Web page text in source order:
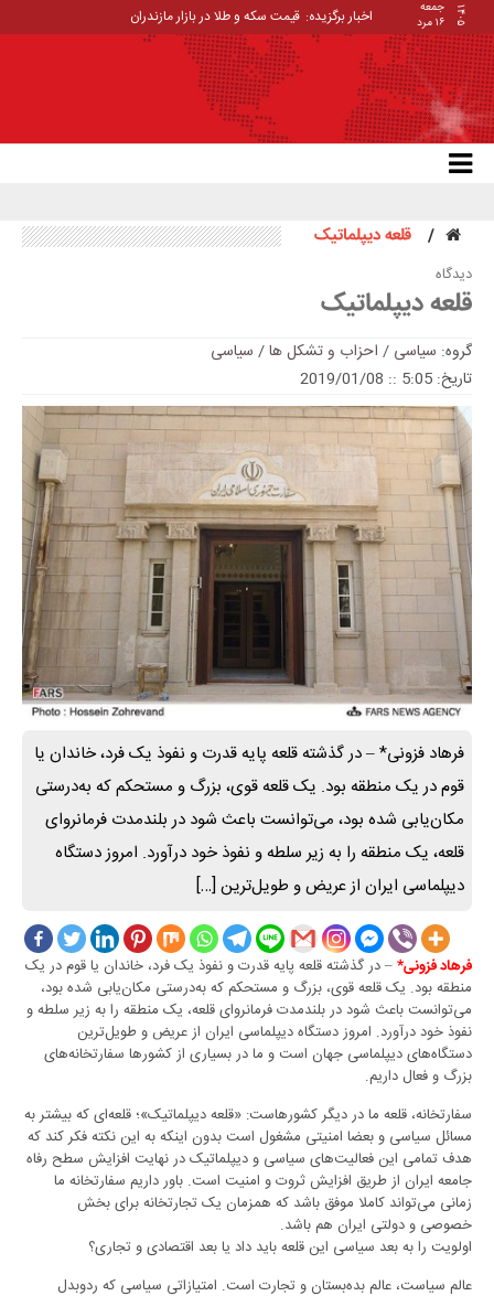
۱۴۰۵
جمعه
۱۶ مرد
اخبار برگزیده: قیمت سکه و طلا در بازار مازندران
قلعه دیپلماتیک
دیدگاه
قلعه دیپلماتیک
گروه: سیاسی / احزاب و تشکل ها/ سیاسی
تاریخ: 5:05 :: 2019/01/08
فرهاد فزونی* – در گذشته قلعه پایه قدرت و نفوذ یک فرد، خاندان یا
قوم در یک منطقه بود. یک قلعه قوی، بزرگ و مستحکم که به‌درستی
مکان‌یابی شده بود، می‌توانست باعث شود در بلندمدت فرمانروای
قلعه، یک منطقه را به زیر سلطه و نفوذ خود درآورد. امروز دستگاه
دیپلماسی ایران از عریض و طویل‌ترین […]
فرهاد فزونی* – در گذشته قلعه پایه قدرت و نفوذ یک فرد، خاندان یا قوم در یک
منطقه بود. یک قلعه قوی، بزرگ و مستحکم که به‌درستی مکان‌یابی شده بود،
می‌توانست باعث شود در بلندمدت فرمانروای قلعه، یک منطقه را به زیر سلطه و
نفوذ خود درآورد. امروز دستگاه دیپلماسی ایران از عریض و طویل‌ترین
دستگاه‌های دیپلماسی جهان است و ما در بسیاری از کشورها سفارتخانه‌های
بزرگ و فعال داریم.
سفارتخانه، قلعه ما در دیگر کشورهاست: «قلعه دیپلماتیک»؛ قلعه‌ای که بیشتر به
مسائل سیاسی و بعضا امنیتی مشغول است بدون اینکه به این نکته فکر کند که
هدف تمامی این فعالیت‌های سیاسی و دیپلماتیک در نهایت افزایش سطح رفاه
جامعه ایران از طریق افزایش ثروت و امنیت است. باور داریم سفارتخانه ما
زمانی می‌تواند کاملا موفق باشد که همزمان یک تجارتخانه برای بخش
خصوصی و دولتی ایران هم باشد.
اولویت را به بعد سیاسی این قلعه باید داد یا بعد اقتصادی و تجاری؟
عالم سیاست، عالم بده‌بستان و تجارت است. امتیازاتی سیاسی که ردوبدل